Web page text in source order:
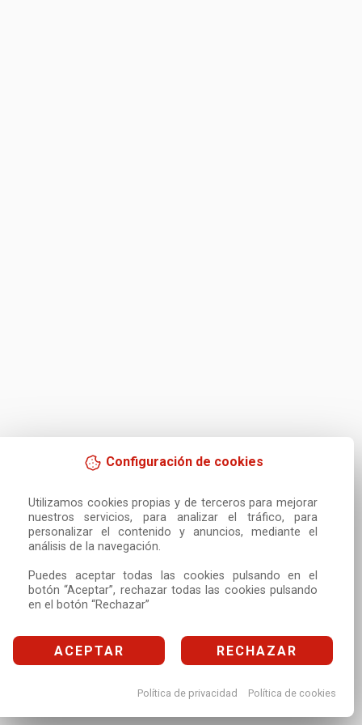
Configuración de cookies
Utilizamos cookies propias y de terceros para mejorar
nuestros servicios, para analizar el tráfico, para
personalizar el contenido y anuncios, mediante el
análisis de la navegación.
Puedes aceptar todas las cookies pulsando en el
botón “Aceptar”, rechazar todas las cookies pulsando
en el botón “Rechazar”
ACEPTAR RECHAZAR
Política de privacidad Política de cookies